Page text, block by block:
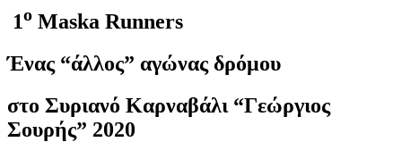
1ο Maska Runners
Ένας “άλλος” αγώνας δρόμου
στο Συριανό Καρναβάλι “Γεώργιος
Σουρής” 2020